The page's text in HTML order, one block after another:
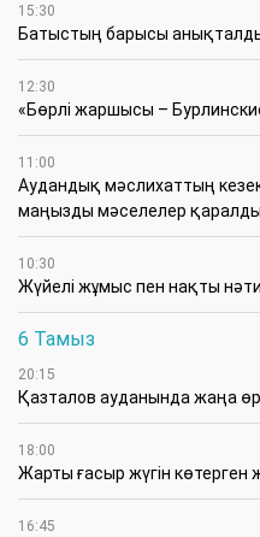
15:30
Батыстың барысы
12:30
«Бөрлі жаршысы –
11:00
Аудандық мәслихаттың
маңызды мәселелер қаралды
10:30
Жүйелі жұмыс пен нақты
6 Тамыз
20:15
Қазталов ауданында жаңа
18:00
Жарты ғасыр жүгін көтерген
16:45